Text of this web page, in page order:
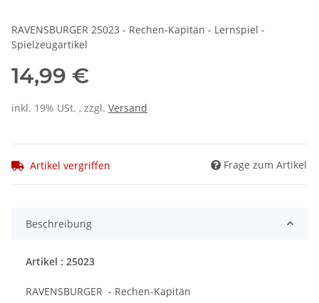
RAVENSBURGER 25023 - Rechen-Kapitän - Lernspiel -
Spielzeugartikel
14,99 €
inkl. 19% USt. , zzgl. Versand
Artikel vergriffen Frage zum Artikel
Beschreibung
Artikel : 25023
RAVENSBURGER - Rechen-Kapitän